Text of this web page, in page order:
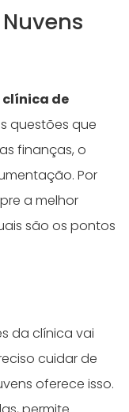
de
questões que
finanças, o
Por
a melhor
são os pontos
da clínica vai
cuidar de
oferece isso.